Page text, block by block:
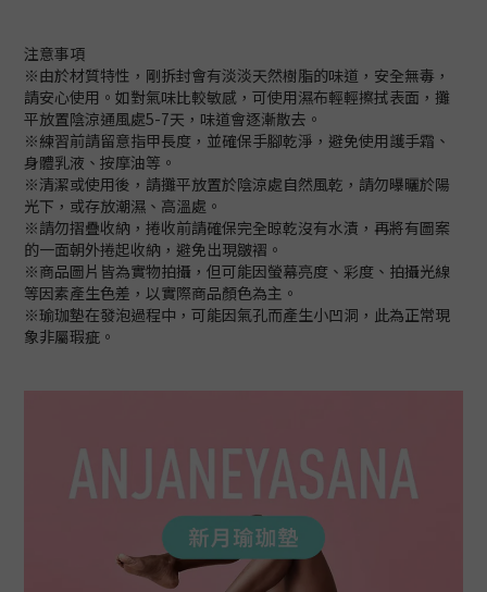
注意事項
※由於材質特性，剛拆封會有淡淡天然樹脂的味道，安全無毒，
請安心使用。如對氣味比較敏感，可使用濕布輕輕擦拭表面，攤
平放置陰涼通風處5-7天，味道會逐漸散去。
※練習前請留意指甲長度，並確保手腳乾淨，避免使用護手霜、
身體乳液、按摩油等。
※清潔或使用後，請攤平放置於陰涼處自然風乾，請勿曝曬於陽
光下，或存放潮濕、高溫處。
※請勿摺疊收納，捲收前請確保完全晾乾沒有水漬，再將有圖案
的一面朝外捲起收納，避免出現皺褶。
※商品圖片皆為實物拍攝，但可能因螢幕亮度、彩度、拍攝光線
等因素產生色差，以實際商品顏色為主。
※瑜珈墊在發泡過程中，可能因氣孔而產生小凹洞，此為正常現
象非屬瑕疵。